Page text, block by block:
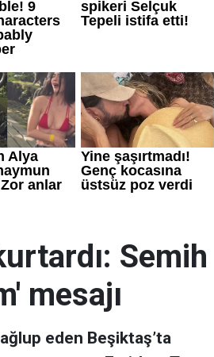
Semih
mesajı
eden Beşiktaş’ta